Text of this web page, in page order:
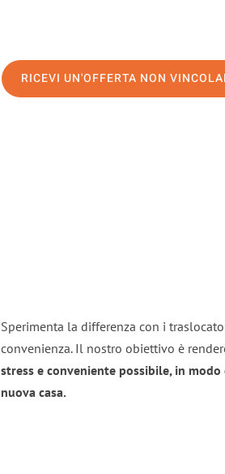
RICEVI UN'OFFERTA NON
Sperimenta la differenza con i
convenienza. Il nostro obiettivo è
stress e conveniente possibile, in
nuova casa.